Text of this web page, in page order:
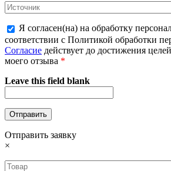
Я согласен(на) на обработку
соответствии с Политикой обработки
Согласие действует до достижения
моего отзыва *
Leave this field blank
Отправить заявку
×